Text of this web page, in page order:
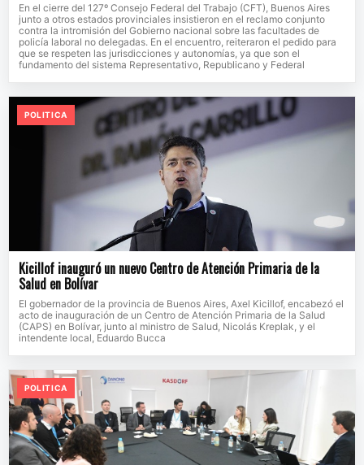
En el cierre del 127º Consejo Federal del Trabajo (CFT), Buenos Aires
junto a otros estados provinciales insistieron en el reclamo conjunto
contra la intromisión del Gobierno nacional sobre las facultades de
policía laboral no delegadas. En el encuentro, reiteraron el pedido para
que se respeten las jurisdicciones y autonomías, ya que son el
fundamento del sistema Representativo, Republicano y Federal
POLITICA
Kicillof inauguró un nuevo Centro de Atención Primaria de la
Salud en Bolívar
El gobernador de la provincia de Buenos Aires, Axel Kicillof, encabezó el
acto de inauguración de un Centro de Atención Primaria de la Salud
(CAPS) en Bolívar, junto al ministro de Salud, Nicolás Kreplak, y el
intendente local, Eduardo Bucca
POLITICA